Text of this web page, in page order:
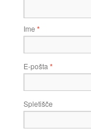
Ime *
E-pošta *
Spletišče